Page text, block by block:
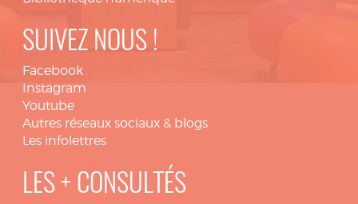
SUIVEZ NOUS !
Facebook
Instagram
Youtube
Autres réseaux sociaux & blogs
Les infolettres
LES + CONSULTÉS